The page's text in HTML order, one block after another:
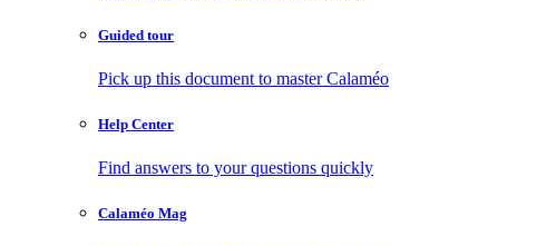
Guided tour
Pick up this document to master Calaméo
Help Center
Find answers to your questions quickly
Calaméo Mag